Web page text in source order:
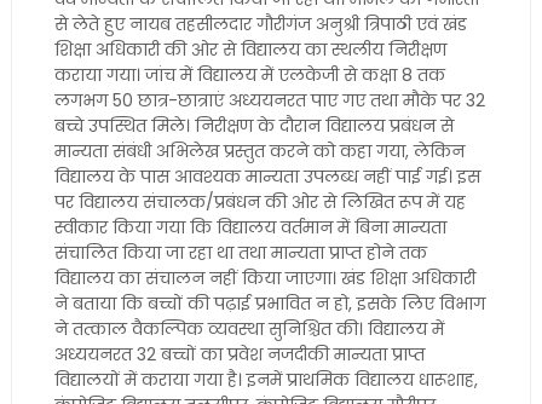
से लेते हुए नायब तहसीलदार गौरीगंज अनुश्री त्रिपाठी एवं खंड
शिक्षा अधिकारी की ओर से विद्यालय का स्थलीय निरीक्षण
कराया गया। जांच में विद्यालय में एलकेजी से कक्षा 8 तक
लगभग 50 छात्र-छात्राएं अध्ययनरत पाए गए तथा मौके पर 32
बच्चे उपस्थित मिले। निरीक्षण के दौरान विद्यालय प्रबंधन से
मान्यता संबंधी अभिलेख प्रस्तुत करने को कहा गया, लेकिन
विद्यालय के पास आवश्यक मान्यता उपलब्ध नहीं पाई गई। इस
पर विद्यालय संचालक/प्रबंधन की ओर से लिखित रूप में यह
स्वीकार किया गया कि विद्यालय वर्तमान में बिना मान्यता
संचालित किया जा रहा था तथा मान्यता प्राप्त होने तक
विद्यालय का संचालन नहीं किया जाएगा। खंड शिक्षा अधिकारी
ने बताया कि बच्चों की पढ़ाई प्रभावित न हो, इसके लिए विभाग
ने तत्काल वैकल्पिक व्यवस्था सुनिश्चित की। विद्यालय में
अध्ययनरत 32 बच्चों का प्रवेश नजदीकी मान्यता प्राप्त
विद्यालयों में कराया गया है। इनमें प्राथमिक विद्यालय धारूशाह,